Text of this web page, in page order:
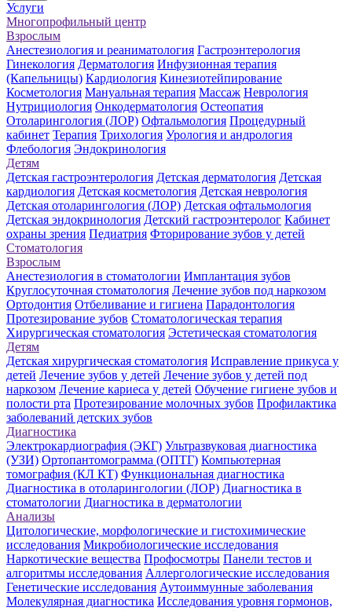
Услуги
Многопрофильный центр
Взрослым
Анестезиология и реаниматология Гастроэнтерология
Гинекология Дерматология Инфузионная терапия
(Капельницы) Кардиология Кинезиотейпирование
Косметология Мануальная терапия Массаж Неврология
Нутрициология Онкодерматология Остеопатия
Отоларингология (ЛОР) Офтальмология Процедурный
кабинет Терапия Трихология Урология и андрология
Флебология Эндокринология
Детям
Детская гастроэнтерология Детская дерматология Детская
кардиология Детская косметология Детская неврология
Детская отоларингология (ЛОР) Детская офтальмология
Детская эндокринология Детский гастроэнтеролог Кабинет
охраны зрения Педиатрия Фторирование зубов у детей
Стоматология
Взрослым
Анестезиология в стоматологии Имплантация зубов
Круглосуточная стоматология Лечение зубов под наркозом
Ортодонтия Отбеливание и гигиена Парадонтология
Протезирование зубов Стоматологическая терапия
Хирургическая стоматология Эстетическая стоматология
Детям
Детская хирургическая стоматология Исправление прикуса у
детей Лечение зубов у детей Лечение зубов у детей под
наркозом Лечение кариеса у детей Обучение гигиене зубов и
полости рта Протезирование молочных зубов Профилактика
заболеваний детских зубов
Диагностика
Электрокардиография (ЭКГ) Ультразвуковая диагностика
(УЗИ) Ортопантомограмма (ОПТГ) Компьютерная
томография (КЛ КТ) Функциональная диагностика
Диагностика в отоларингологии (ЛОР) Диагностика в
стоматологии Диагностика в дерматологии
Анализы
Цитологические, морфологические и гистохимические
исследования Микробиологические исследования
Наркотические вещества Профосмотры Панели тестов и
алгоритмы исследования Аллергологические исследования
Генетические исследования Аутоиммунные заболевания
Молекулярная диагностика Исследования уровня гормонов,